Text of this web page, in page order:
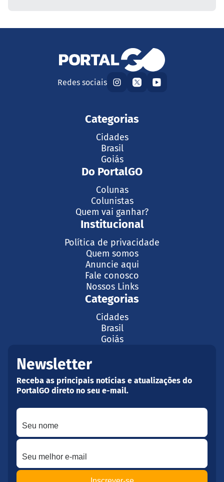
Redes sociais
Categorias
Cidades
Brasil
Goiás
Do PortalGO
Colunas
Colunistas
Quem vai ganhar?
Institucional
Política de privacidade
Quem somos
Anuncie aqui
Fale conosco
Nossos Links
Categorias
Cidades
Brasil
Goiás
Newsletter
Receba as principais notícias e atualizações do
PortalGO direto no seu e-mail.
Seu nome
Seu melhor e-mail